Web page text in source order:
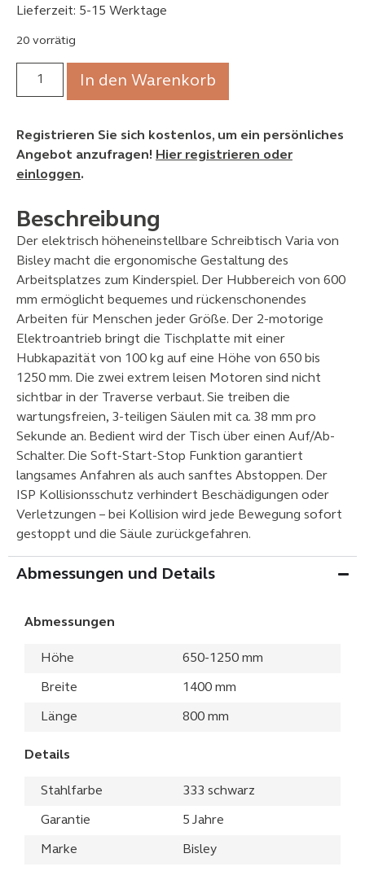
Lieferzeit: 5-15 Werktage
20 vorrätig
In den Warenkorb
Registrieren Sie sich kostenlos, um ein persönliches
Angebot anzufragen! Hier registrieren oder
einloggen.
Beschreibung
Der elektrisch höheneinstellbare Schreibtisch Varia von
Bisley macht die ergonomische Gestaltung des
Arbeitsplatzes zum Kinderspiel. Der Hubbereich von 600
mm ermöglicht bequemes und rückenschonendes
Arbeiten für Menschen jeder Größe. Der 2-motorige
Elektroantrieb bringt die Tischplatte mit einer
Hubkapazität von 100 kg auf eine Höhe von 650 bis
1250 mm. Die zwei extrem leisen Motoren sind nicht
sichtbar in der Traverse verbaut. Sie treiben die
wartungsfreien, 3-teiligen Säulen mit ca. 38 mm pro
Sekunde an. Bedient wird der Tisch über einen Auf/Ab-
Schalter. Die Soft-Start-Stop Funktion garantiert
langsames Anfahren als auch sanftes Abstoppen. Der
ISP Kollisionsschutz verhindert Beschädigungen oder
Verletzungen – bei Kollision wird jede Bewegung sofort
gestoppt und die Säule zurückgefahren.
Abmessungen und Details
Abmessungen
Höhe 650-1250 mm
Breite 1400 mm
Länge 800 mm
Details
Stahlfarbe 333 schwarz
Garantie 5 Jahre
Marke Bisley